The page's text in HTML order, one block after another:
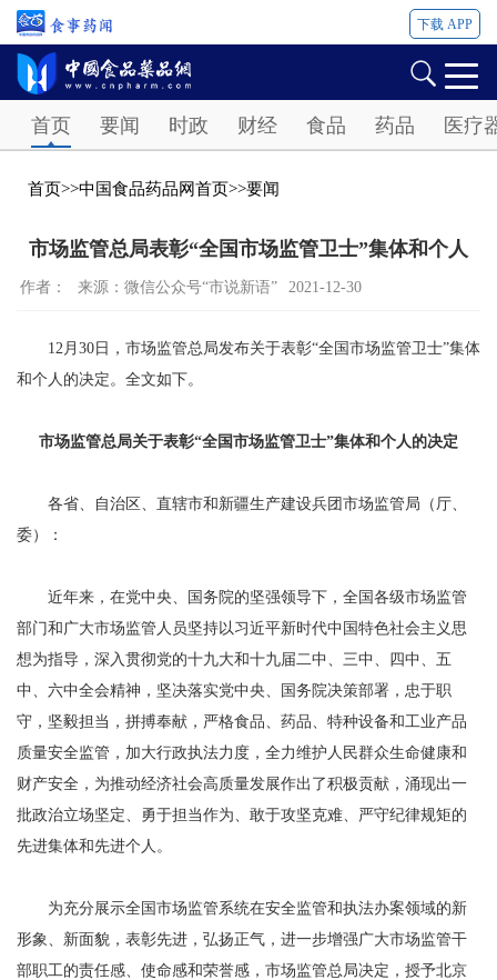
下载 APP
首页 要闻 时政 财经 食品 药品 医疗
首页>>中国食品药品网首页>>要闻
市场监管总局表彰“全国市场监管卫士”集体和个人
作者： 来源：微信公众号“市说新语” 2021-12-30
12月30日，市场监管总局发布关于表彰“全国市场监管卫士”集体
和个人的决定。全文如下。
市场监管总局关于表彰“全国市场监管卫士”集体和个人的决定
各省、自治区、直辖市和新疆生产建设兵团市场监管局（厅、
委）：
近年来，在党中央、国务院的坚强领导下，全国各级市场监管
部门和广大市场监管人员坚持以习近平新时代中国特色社会主义思
想为指导，深入贯彻党的十九大和十九届二中、三中、四中、五
中、六中全会精神，坚决落实党中央、国务院决策部署，忠于职
守，坚毅担当，拼搏奉献，严格食品、药品、特种设备和工业产品
质量安全监管，加大行政执法力度，全力维护人民群众生命健康和
财产安全，为推动经济社会高质量发展作出了积极贡献，涌现出一
批政治立场坚定、勇于担当作为、敢于攻坚克难、严守纪律规矩的
先进集体和先进个人。
为充分展示全国市场监管系统在安全监管和执法办案领域的新
形象、新面貌，表彰先进，弘扬正气，进一步增强广大市场监管干
部职工的责任感、使命感和荣誉感，市场监管总局决定，授予北京